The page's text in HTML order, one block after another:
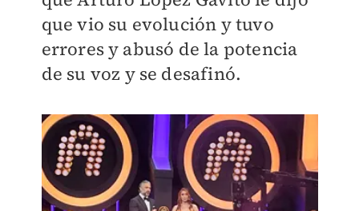
que vio su evolución y tuvo
errores y abusó de la potencia
de su voz y se desafinó.